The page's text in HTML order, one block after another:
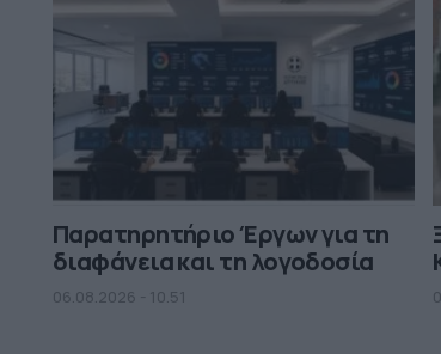
Παρατηρητήριο Έργων για τη
διαφάνεια και τη λογοδοσία
06.08.2026 - 10.51